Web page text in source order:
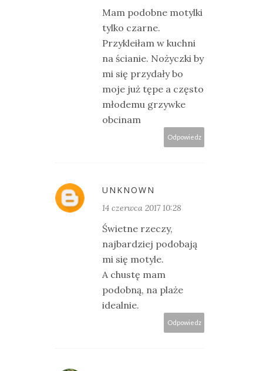
Mam podobne motylki
tylko czarne.
Przykleiłam w kuchni
na ścianie. Nożyczki by
mi się przydały bo
moje już tępe a często
młodemu grzywke
obcinam
Odpowiedz
UNKNOWN
14 czerwca 2017 10:28
Świetne rzeczy,
najbardziej podobają
mi się motyle.
A chustę mam
podobną, na plaże
idealnie.
Odpowiedz